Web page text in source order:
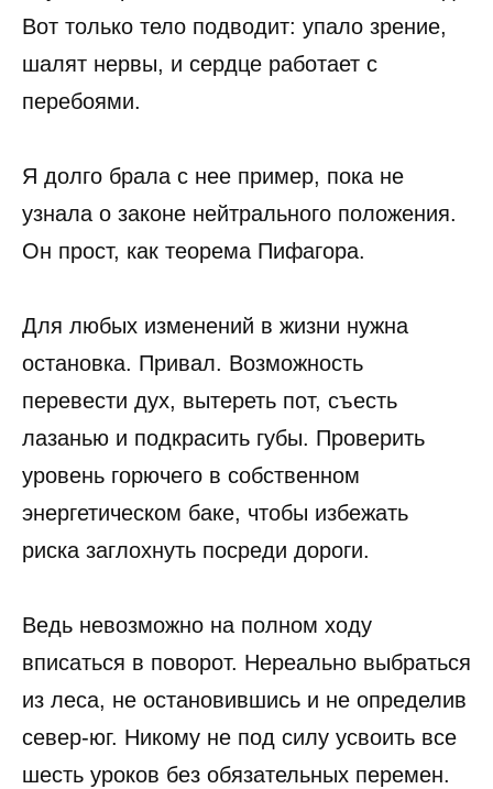
Вот только тело подводит: упало зрение,
шалят нервы, и сердце работает с
перебоями.
Я долго брала с нее пример, пока не
узнала о законе нейтрального положения.
Он прост, как теорема Пифагора.
Для любых изменений в жизни нужна
остановка. Привал. Возможность
перевести дух, вытереть пот, съесть
лазанью и подкрасить губы. Проверить
уровень горючего в собственном
энергетическом баке, чтобы избежать
риска заглохнуть посреди дороги.
Ведь невозможно на полном ходу
вписаться в поворот. Нереально выбраться
из леса, не остановившись и не определив
север-юг. Никому не под силу усвоить все
шесть уроков без обязательных перемен.